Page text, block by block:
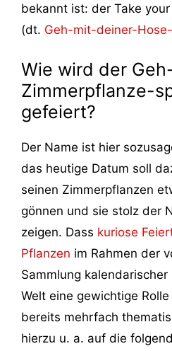
bekannt ist: der Take
(dt. Geh-mit-deiner-
Wie wird der
Zimmerpflanze-
gefeiert?
Der Name ist hier
das heutige Datum soll
seinen Zimmerpflanzen
gönnen und sie stolz der
zeigen. Dass kuriose
Pflanzen im Rahmen der
Sammlung
Welt eine gewichtige
bereits mehrfach
hierzu u. a. auf die